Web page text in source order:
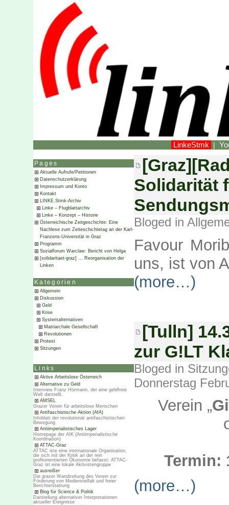
LinkeStmk |
Pages
Aktuelle Aufrufe/Petitionen
Datenschutzerklärung
Impressum und Konto
Kontakt
LINKE.Stmk-Archiv
Linke – Flugblattarchiv
Linke – Konzept – Historie
Österreichische Zeitgeschichte: Eine
Nachlese zum Zeiteschichtetag an der Karl-
Franzens-Universität in Graz
Programm
Sozialforum Warclaw: Bericht von Helga
[solidaritaet-graz] … Reorganisation der
Linken
Kategorien
Allgemein
Diskussion
Geld
Krise
Systemalternativen
Matriarchale Gesellschaft
Revolutionen
Protest
Sitzungen
Links
Aktive Arbeitslose Österreich
Alternative zu Geld
Interview Franz Hörmann, der eine geldfreie
Welt darstellt.
AMSEL
Grazer Verein für arbeitslose Menschen
Antifaschistische Aktion (AfA)
Infoblatt der revolutionär antifaschistischen
Bewegung
Antiimperialistisches Lager
Homepage der AIK (Antiimperialistische
Koordination)
ATTAC-Graz
ATTAC iste eine internationale Organisation,
die sich mit der Kritik an der rein
profitorientierten Ökonomie befasst; ATTAC-
Graz ist eine lokale Aktivistengruppe
ausreißer
Die grazer Wandzeitung des Verein zur
Förderung von Medienvielfalt und freier
Berichterstattung
Blog für Science & Politik
Darstellung alternativer Interpretationen
aktueller Ereignisse
Solidarität
Bloged in
Favour
uns, ist von
(more…)
[Tulln]
zur G!LT
Bloged in
Donnerstag
Verein „
Termin:
(more…)